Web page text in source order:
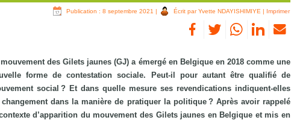
Publication : 8 septembre 2021 | Écrit par Yvette NDAYISHIMIYE | Imprimer
mouvement des Gilets jaunes (GJ) a émergé en Belgique en 2018 comme une
forme de contestation sociale. Peut-il pour autant être qualifié de
social ? Et dans quelle mesure ses revendications indiquent-elles
dans la manière de pratiquer la politique ? Après avoir rappelé
d’apparition du mouvement des Gilets jaunes en Belgique et mis en